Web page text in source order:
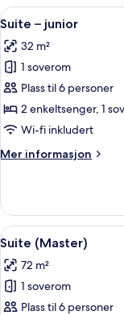
Åpne
alle
bildene
av
Suite
–
junior
7
Suite – junior
32 m²
1 soverom
Plass til 6 personer
2 enkeltsenger, 1
Wi-fi inkludert
Mer informasjon
Mer
–
junior
Åpne
alle
bildene
av
Suite
7
Suite (Master)
72 m²
1 soverom
Plass til 6 personer